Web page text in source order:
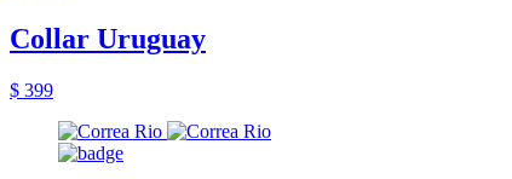
Collar Uruguay
$ 399